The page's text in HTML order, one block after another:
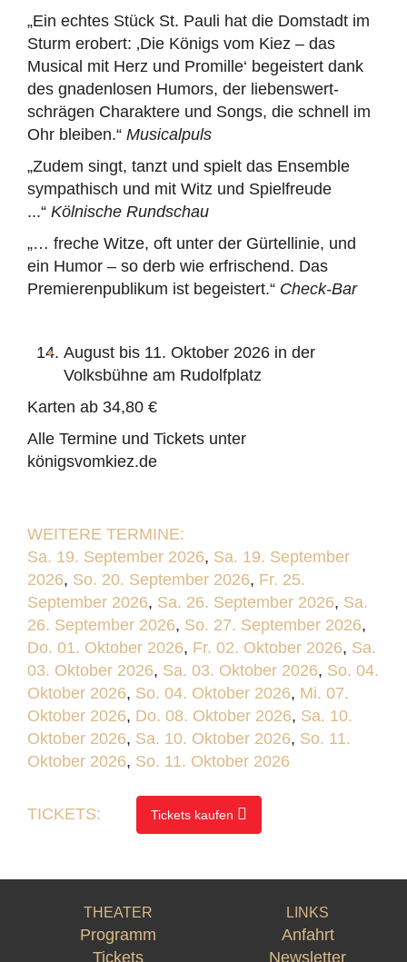
„Ein echtes Stück St. Pauli hat die Domstadt im
Sturm erobert: ‚Die Königs vom Kiez – das
Musical mit Herz und Promille‘ begeistert dank
des gnadenlosen Humors, der liebenswert-
schrägen Charaktere und Songs, die schnell im
Ohr bleiben.“ Musicalpuls
„Zudem singt, tanzt und spielt das Ensemble
sympathisch und mit Witz und Spielfreude
...“ Kölnische Rundschau
„… freche Witze, oft unter der Gürtellinie, und
ein Humor – so derb wie erfrischend. Das
Premierenpublikum ist begeistert.“ Check-Bar
August bis 11. Oktober 2026 in der
Volksbühne am Rudolfplatz
Karten ab 34,80 €
Alle Termine und Tickets unter
königsvomkiez.de
WEITERE TERMINE:
Sa. 19. September 2026, Sa. 19. September
2026, So. 20. September 2026, Fr. 25.
September 2026, Sa. 26. September 2026, Sa.
26. September 2026, So. 27. September 2026,
Do. 01. Oktober 2026, Fr. 02. Oktober 2026, Sa.
03. Oktober 2026, Sa. 03. Oktober 2026, So. 04.
Oktober 2026, So. 04. Oktober 2026, Mi. 07.
Oktober 2026, Do. 08. Oktober 2026, Sa. 10.
Oktober 2026, Sa. 10. Oktober 2026, So. 11.
Oktober 2026, So. 11. Oktober 2026
TICKETS: Tickets kaufen
THEATER
Programm
Tickets
LINKS
Anfahrt
Newsletter